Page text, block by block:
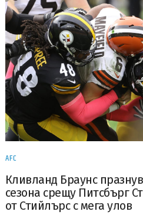
AFC
Кливланд Браунс
сезона срещу Питсбърг
от Стийлърс с мега улов